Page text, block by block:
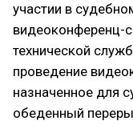
участии в
видеоконференц-
технической
проведение
назначенное для
обеденный